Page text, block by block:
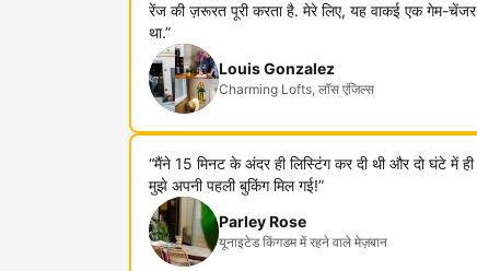
रेंज की ज़रूरत पूरी करता है. मेरे लिए, यह वाकई एक गेम-चेंजर
था.”
Louis Gonzalez
Charming Lofts, लॉस एंजिल्स
“मैंने 15 मिनट के अंदर ही लिस्टिंग कर दी थी और दो घंटे में ही
मुझे अपनी पहली बुकिंग मिल गई!”
Parley Rose
यूनाइटेड किंगडम में रहने वाले मेज़बान